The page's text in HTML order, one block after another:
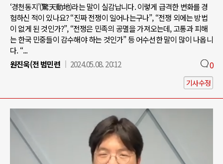
‘경천동지’(驚天動地)라는 말이 실감납니다. 이렇게 급격한 변화를 경
험하신 적이 있나요? “진짜 전쟁이 일어나는구나”, “전쟁 외에는 방법
이 없게 된 것인가?”, “전쟁은 민족의 공멸을 가져오는데, 고통과 피해
는 한국 민중들이 감수해야 하는 것인가” 등 어수선한 말이 많이 나옵니
다. “...
원진욱(전 범민련
2024.05.08. 20:12 0
기사수정